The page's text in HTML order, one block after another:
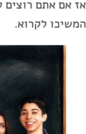
המשיכו לקרוא.